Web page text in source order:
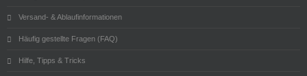
Versand- & Ablaufinformationen
Häufig gestellte Fragen (FAQ)
Hilfe, Tipps & Tricks